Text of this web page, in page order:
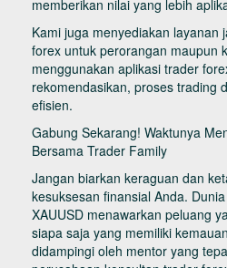
memberikan nilai yang lebih
Kami juga menyediakan layanan
forex untuk perorangan maupun
menggunakan aplikasi trader
rekomendasikan, proses trading
efisien.
Gabung Sekarang! Waktunya
Bersama Trader Family
Jangan biarkan keraguan dan
kesuksesan finansial Anda.
XAUUSD menawarkan peluang
siapa saja yang memiliki
didampingi oleh mentor yang